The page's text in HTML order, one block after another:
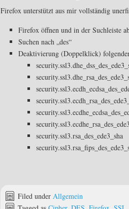
Firefox unterstützt aus mir vollständig
Firefox öffnen und in der Suchleiste
Suchen nach „des“
Deaktivierung (Doppelklick)
security.ssl3.rsa_des_ede3_sha
Filed under Allgemein